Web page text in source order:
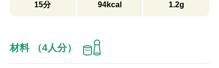
15分 94kcal 1.2g
材料 （4人分）